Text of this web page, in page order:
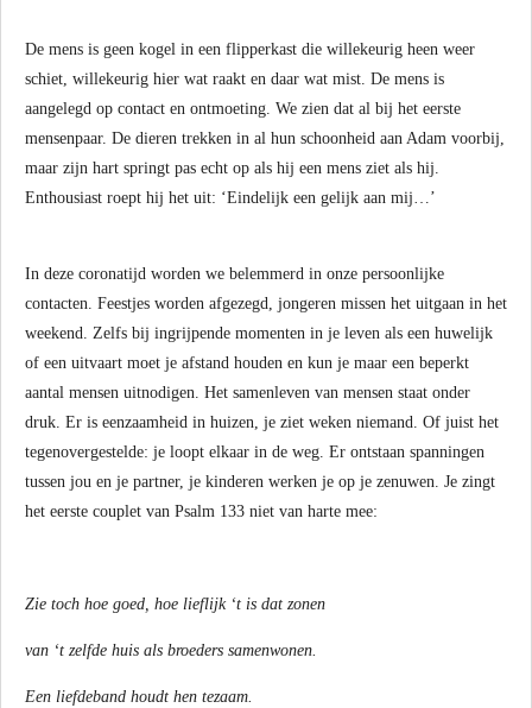
De mens is geen kogel in een flipperkast die willekeurig heen weer
schiet, willekeurig hier wat raakt en daar wat mist. De mens is
aangelegd op contact en ontmoeting. We zien dat al bij het eerste
mensenpaar. De dieren trekken in al hun schoonheid aan Adam voorbij,
maar zijn hart springt pas echt op als hij een mens ziet als hij.
Enthousiast roept hij het uit: ‘Eindelijk een gelijk aan mij…’
In deze coronatijd worden we belemmerd in onze persoonlijke
contacten. Feestjes worden afgezegd, jongeren missen het uitgaan in het
weekend. Zelfs bij ingrijpende momenten in je leven als een huwelijk
of een uitvaart moet je afstand houden en kun je maar een beperkt
aantal mensen uitnodigen. Het samenleven van mensen staat onder
druk. Er is eenzaamheid in huizen, je ziet weken niemand. Of juist het
tegenovergestelde: je loopt elkaar in de weg. Er ontstaan spanningen
tussen jou en je partner, je kinderen werken je op je zenuwen. Je zingt
het eerste couplet van Psalm 133 niet van harte mee:
Zie toch hoe goed, hoe lieflijk ‘t is dat zonen
van ‘t zelfde huis als broeders samenwonen.
Een liefdeband houdt hen tezaam.